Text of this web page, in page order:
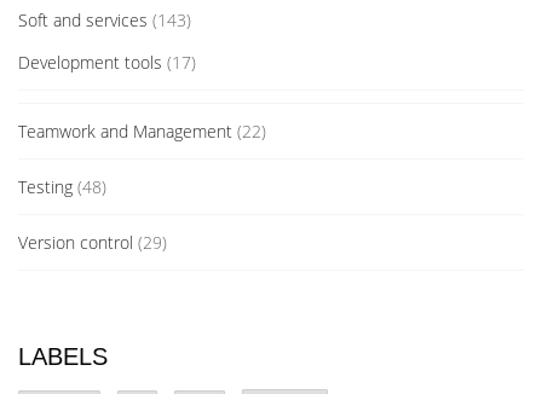
Soft and services (143)
Development tools (17)
Teamwork and Management (22)
Testing (48)
Version control (29)
LABELS